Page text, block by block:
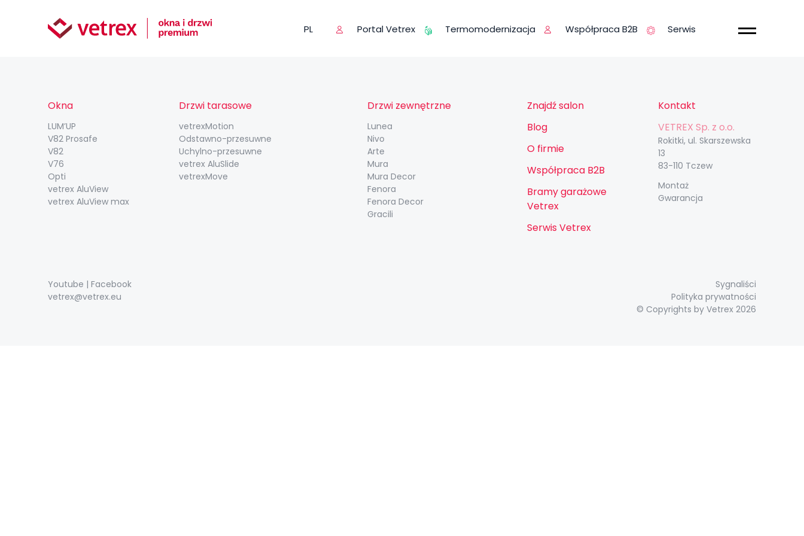
PL Portal Vetrex Termomodernizacja Współpraca B2B Serwis
Okna
LUM’UP
V82 Prosafe
V82
V76
Opti
vetrex AluView
vetrex AluView max
Drzwi tarasowe
vetrexMotion
Odstawno-przesuwne
Uchylno-przesuwne
vetrex AluSlide
vetrexMove
Drzwi zewnętrzne
Lunea
Nivo
Arte
Mura
Mura Decor
Fenora
Fenora Decor
Gracili
Znajdź salon
Blog
O firmie
Współpraca B2B
Bramy garażowe
Vetrex
Serwis Vetrex
Kontakt
VETREX Sp. z o.o.
Rokitki, ul. Skarszewska
13
83-110 Tczew
Montaż
Gwarancja
Youtube | Facebook
vetrex@vetrex.eu
Sygnaliści
Polityka prywatności
© Copyrights by Vetrex 2026